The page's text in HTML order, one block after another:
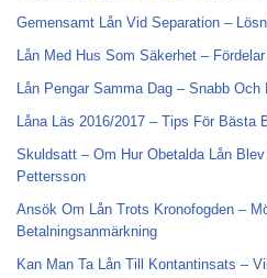
Gemensamt Lån Vid Separation –
Lån Med Hus Som Säkerhet –
Lån Pengar Samma Dag – Snabb Och
Låna Läs 2016/2017 – Tips För Bästa
Skuldsatt – Om Hur Obetalda Lån
Pettersson
Ansök Om Lån Trots Kronofogden –
Betalningsanmärkning
Kan Man Ta Lån Till Kontantinsats –